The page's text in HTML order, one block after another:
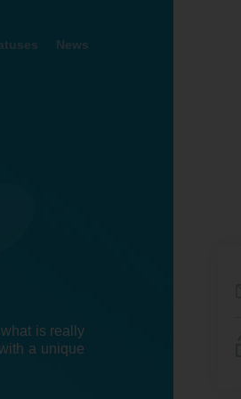
News
is really
a unique